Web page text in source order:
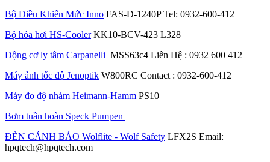
Bộ Điều Khiển Mức Inno FAS-D-1240P Tel: 0932-600-412
Bộ hóa hơi HS-CoolerKK10-BCV-423 L328
Động cơ ly tâm Carpanelli MSS63c4 Liên Hệ : 0932 600 412
Máy ảnh tốc độ Jenoptik W800RC Contact : 0932-600-412
Máy đo độ nhám Heimann-Hamm PS10
Bơm tuần hoàn Speck Pumpen
ĐÈN CẢNH BÁO Wolflite - Wolf Safety LFX2S Email:
hpqtech@hpqtech.com